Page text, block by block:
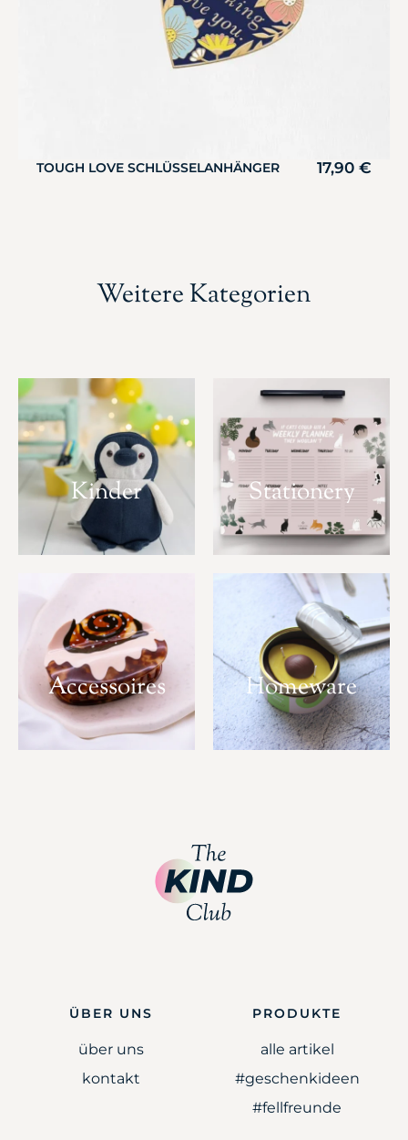
TOUGH LOVE SCHLÜSSELANHÄNGER 17,90 €
Weitere Kategorien
Kinder Stationery
Accessoires Homeware
ÜBER UNS
über uns
kontakt
PRODUKTE
alle artikel
#geschenkideen
#fellfreunde